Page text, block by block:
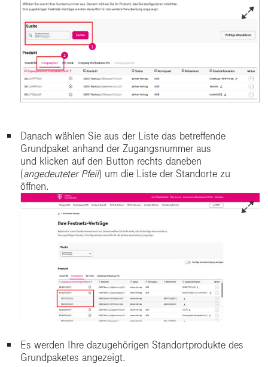
Danach wählen Sie aus der Liste das betreffende
Grundpaket anhand der Zugangsnummer aus
und klicken auf den Button rechts daneben
(angedeuteter Pfeil) um die Liste der Standorte zu
öffnen.
Es werden Ihre dazugehörigen Standortprodukte des
Grundpaketes angezeigt.